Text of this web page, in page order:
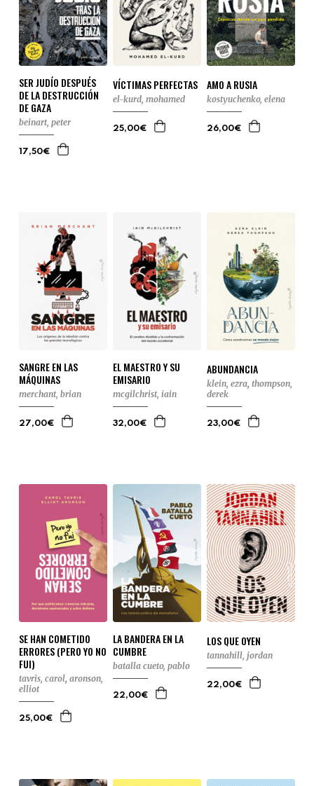
SER JUDÍO DESPUÉS
DE LA DESTRUCCIÓN
DE GAZA
beinart, peter
17,50€
VÍCTIMAS PERFECTAS
el-kurd, mohamed
25,00€
AMO A RUSIA
kostyuchenko, elena
26,00€
SANGRE EN LAS
MÁQUINAS
merchant, brian
27,00€
EL MAESTRO Y SU
EMISARIO
mcgilchrist, iain
32,00€
ABUNDANCIA
klein, ezra, thompson,
derek
23,00€
SE HAN COMETIDO
ERRORES (PERO YO NO
FUI)
tavris, carol, aronson,
elliot
25,00€
LA BANDERA EN LA
CUMBRE
batalla cueto, pablo
22,00€
LOS QUE OYEN
tannahill, jordan
22,00€